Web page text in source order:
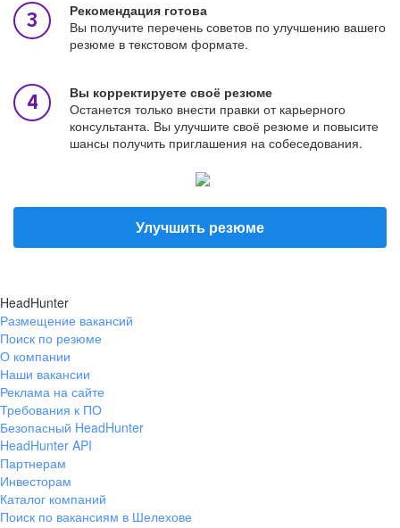
Рекомендация готова
Вы получите перечень советов по улучшению вашего
резюме в текстовом формате.
Вы корректируете своё резюме
Останется только внести правки от карьерного
консультанта. Вы улучшите своё резюме и повысите
шансы получить приглашения на собеседования.
Улучшить резюме
HeadHunter
Размещение вакансий
Поиск по резюме
О компании
Наши вакансии
Реклама на сайте
Требования к ПО
Безопасный HeadHunter
HeadHunter API
Партнерам
Инвесторам
Каталог компаний
Поиск по вакансиям в Шелехове